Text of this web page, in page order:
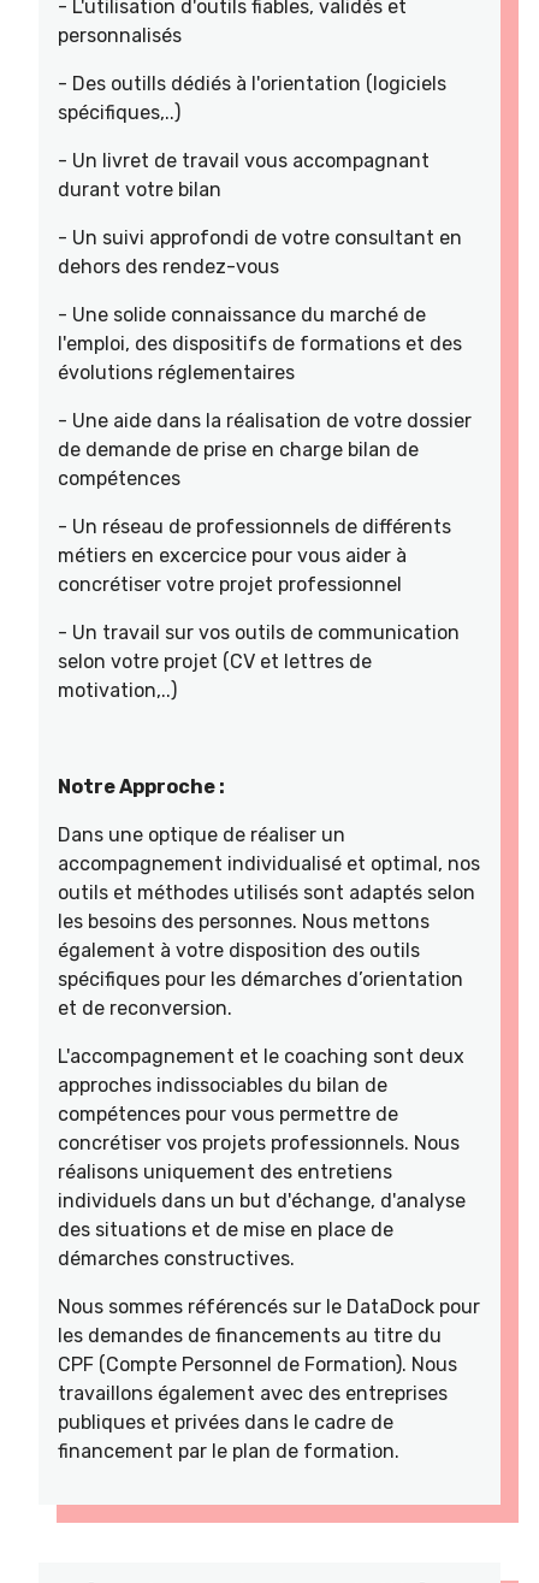
- L'utilisation d'outils fiables, validés et
personnalisés
- Des outills dédiés à l'orientation (logiciels
spécifiques,..)
- Un livret de travail vous accompagnant
durant votre bilan
- Un suivi approfondi de votre consultant en
dehors des rendez-vous
- Une solide connaissance du marché de
l'emploi, des dispositifs de formations et des
évolutions réglementaires
- Une aide dans la réalisation de votre dossier
de demande de prise en charge bilan de
compétences
- Un réseau de professionnels de différents
métiers en excercice pour vous aider à
concrétiser votre projet professionnel
- Un travail sur vos outils de communication
selon votre projet (CV et lettres de
motivation,..)
Notre Approche :
Dans une optique de réaliser un
accompagnement individualisé et optimal, nos
outils et méthodes utilisés sont adaptés selon
les besoins des personnes. Nous mettons
également à votre disposition des outils
spécifiques pour les démarches d’orientation
et de reconversion.
L'accompagnement et le coaching sont deux
approches indissociables du bilan de
compétences pour vous permettre de
concrétiser vos projets professionnels. Nous
réalisons uniquement des entretiens
individuels dans un but d'échange, d'analyse
des situations et de mise en place de
démarches constructives.
Nous sommes référencés sur le DataDock pour
les demandes de financements au titre du
CPF (Compte Personnel de Formation). Nous
travaillons également avec des entreprises
publiques et privées dans le cadre de
financement par le plan de formation.